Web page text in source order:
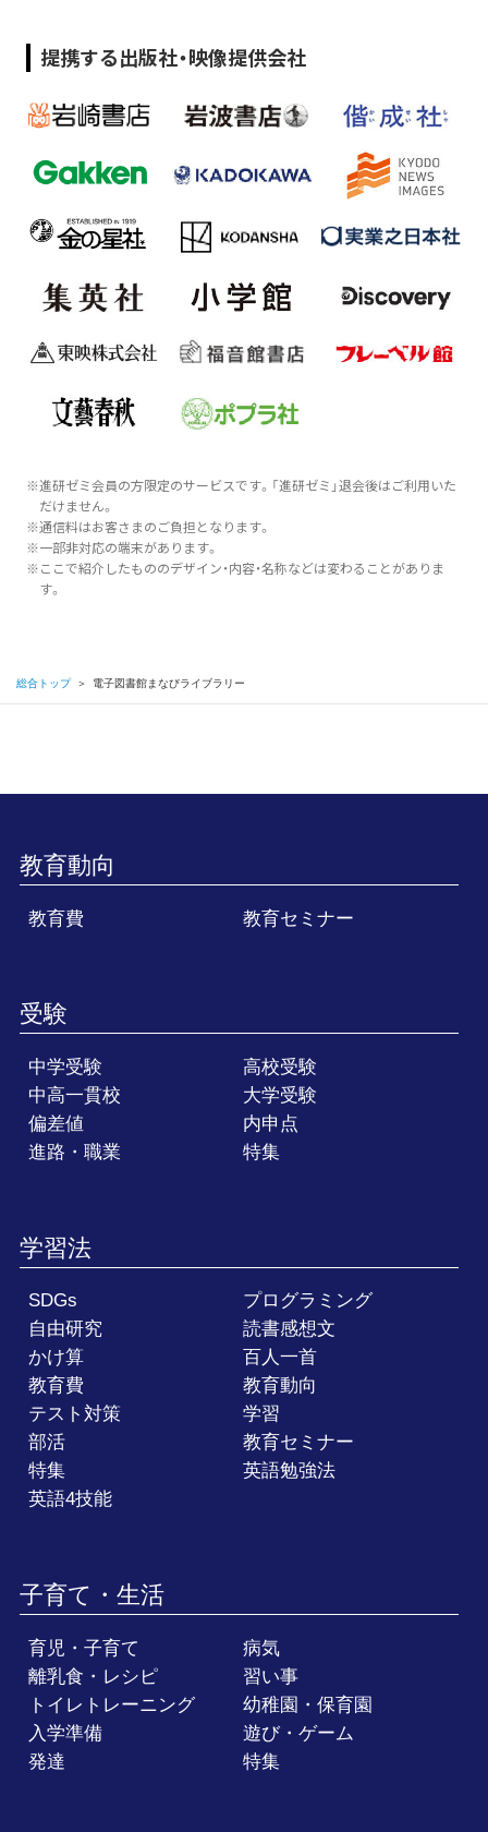
提携する出版社・映像提供会社
※進研ゼミ会員の方限定のサービスです。「進研ゼミ」退会後はご利用いた
だけません。
※通信料はお客さまのご負担となります。
※一部非対応の端末があります。
※ここで紹介したもののデザイン・内容・名称などは変わることがありま
す。
総合トップ ＞ 電子図書館まなびライブラリー
教育動向
教育費 教育セミナー
受験
中学受験
高校受験
中高一貫校
大学受験
偏差値
内申点
進路・職業
特集
学習法
SDGs
プログラミング
自由研究
読書感想文
かけ算
百人一首
教育費
教育動向
テスト対策
学習
部活
教育セミナー
特集
英語勉強法
英語4技能
子育て・生活
育児・子育て
病気
離乳食・レシピ
習い事
トイレトレーニング
幼稚園・保育園
入学準備
遊び・ゲーム
発達
特集